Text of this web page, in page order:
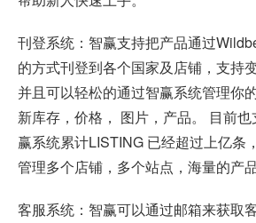
刊登系统：智赢支持把产品通过
的方式刊登到各个国家及店铺，支持
并且可以轻松的通过智赢系统管理你
新库存，价格， 图片，产品。 目前
赢系统累计LISTING 已经超过上亿条
管理多个店铺，多个站点，海量的产
客服系统：智赢可以通过邮箱来获取